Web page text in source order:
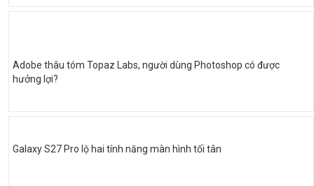
Adobe thâu tóm Topaz Labs, người dùng Photoshop có được
hưởng lợi?
Galaxy S27 Pro lộ hai tính năng màn hình tối tân